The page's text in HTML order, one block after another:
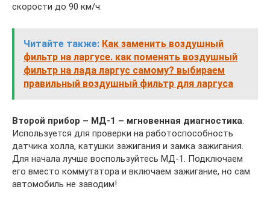
скорости до 90 км/ч.
Читайте также: Как заменить воздушный
фильтр на ларгусе. как поменять воздушный
фильтр на лада ларгус самому? выбираем
правильный воздушный фильтр для ларгуса
Второй прибор – МД-1 – мгновенная диагностика
Используется для проверки на работоспособность
датчика холла, катушки зажигания и замка зажигания.
Для начала лучше воспользуйтесь МД-1. Подключаем
его вместо коммутатора и включаем зажигание, но сам
автомобиль не заводим!